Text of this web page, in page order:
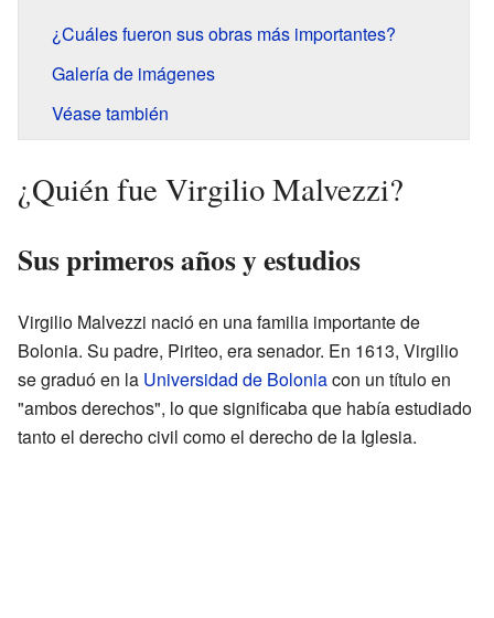
¿Cuáles fueron sus obras más importantes?
Galería de imágenes
Véase también
¿Quién fue Virgilio Malvezzi?
Sus primeros años y estudios
Virgilio Malvezzi nació en una familia importante de
Bolonia. Su padre, Piriteo, era senador. En 1613, Virgilio
se graduó en la Universidad de Boloniacon un título en
"ambos derechos", lo que significaba que había estudiado
tanto el derecho civil como el derecho de la Iglesia.